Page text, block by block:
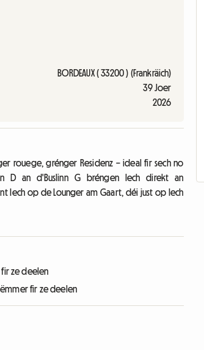
BORDEAUX ( 33200 ) (Frankräich)
39 Joer
2026
rouege, grénger Residenz – ideal fir sech no
D an d'Buslinn G bréngen Iech direkt an
Iech op de Lounger am Gaart, déi just op Iech
fir ze deelen
fir ze deelen